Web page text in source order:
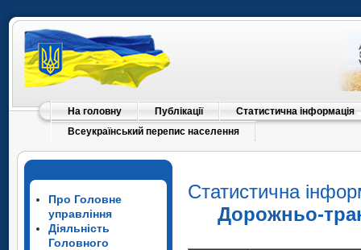
На головну Публікації
Статистична інформація
Всеукраїнський перепис населення
Про Головне
управління
Діяльність
Головного
Статистична
Дорожньо-